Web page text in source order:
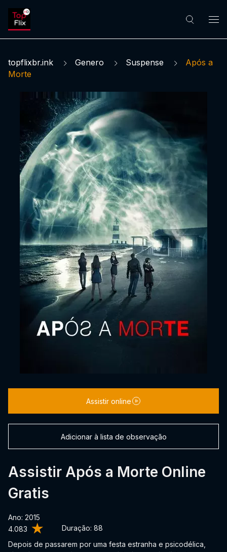
topflixbr.ink Genero Suspense
Após a
Morte
4.083 Duração: 88
Assistir Após a Morte Online
Gratis
Ano: 2015
Depois de passarem por uma festa estranha e psicodélica,
Assistir online
Adicionar à lista de observação